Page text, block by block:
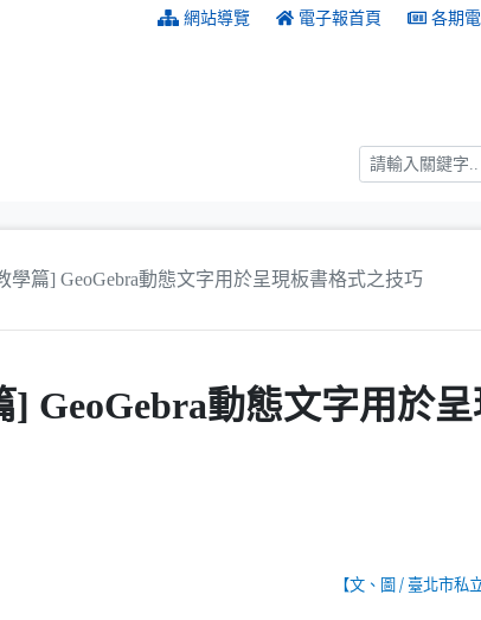
網站導覽 電子報首頁 各期
搜尋
學篇] GeoGebra動態文字用於呈現板書格式之技巧
GeoGebra動態文字用於
【文、圖/臺北市私